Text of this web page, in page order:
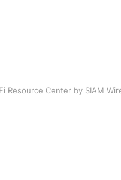
Resource Center by SIAM